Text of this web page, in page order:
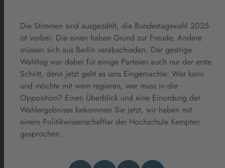
Die Stimmen sind ausgezählt, die Bundestagswahl 2025
ist vorbei: Die einen haben Grund zur Freude, Andere
müssen sich aus Berlin verabschieden. Der gestrige
Wahltag war dabei für einige Parteien auch nur der erste
Schritt, denn jetzt geht es ums Eingemachte: Wer kann
und möchte mit wem regieren, wer muss in die
Opposition? Einen Überblick und eine Einordung der
Wahlergebnisse bekommen Sie jetzt, wir haben mit
einem Politikwissenschaftler der Hochschule Kempten
gesprochen.